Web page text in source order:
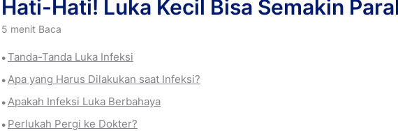
Hati-Hati! Luka Kecil Bisa Semakin
5 menit Baca
Tanda-Tanda Luka Infeksi
Apa yang Harus Dilakukan saat Infeksi?
Apakah Infeksi Luka Berbahaya
Perlukah Pergi ke Dokter?